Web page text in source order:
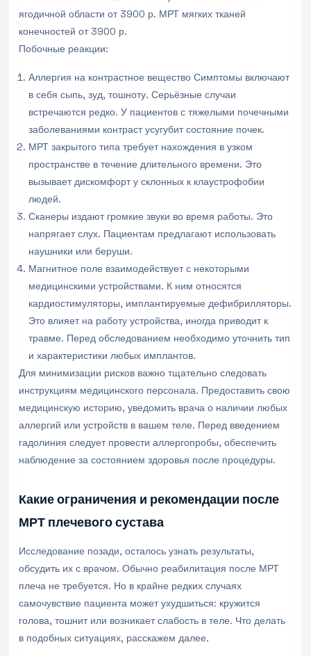
ягодичной области от 3900 р. МРТ мягких тканей
конечностей от 3900 р.
Побочные реакции:
Аллергия на контрастное вещество Симптомы включают
в себя сыпь, зуд, тошноту. Серьёзные случаи
встречаются редко. У пациентов с тяжелыми почечными
заболеваниями контраст усугубит состояние почек.
МРТ закрытого типа требует нахождения в узком
пространстве в течение длительного времени. Это
вызывает дискомфорт у склонных к клаустрофобии
людей.
Сканеры издают громкие звуки во время работы. Это
напрягает слух. Пациентам предлагают использовать
наушники или беруши.
Магнитное поле взаимодействует с некоторыми
медицинскими устройствами. К ним относятся
кардиостимуляторы, имплантируемые дефибрилляторы.
Это влияет на работу устройства, иногда приводит к
травме. Перед обследованием необходимо уточнить тип
и характеристики любых имплантов.
Для минимизации рисков важно тщательно следовать
инструкциям медицинского персонала. Предоставить свою
медицинскую историю, уведомить врача о наличии любых
аллергий или устройств в вашем теле. Перед введением
гадолиния следует провести аллергопробы, обеспечить
наблюдение за состоянием здоровья после процедуры.
Какие ограничения и рекомендации после
МРТ плечевого сустава
Исследование позади, осталось узнать результаты,
обсудить их с врачом. Обычно реабилитация после МРТ
плеча не требуется. Но в крайне редких случаях
самочувствие пациента может ухудшиться: кружится
голова, тошнит или возникает слабость в теле. Что делать
в подобных ситуациях, расскажем далее.